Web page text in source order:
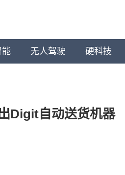
能 无人驾驶 硬科技
Digit自动送货机器